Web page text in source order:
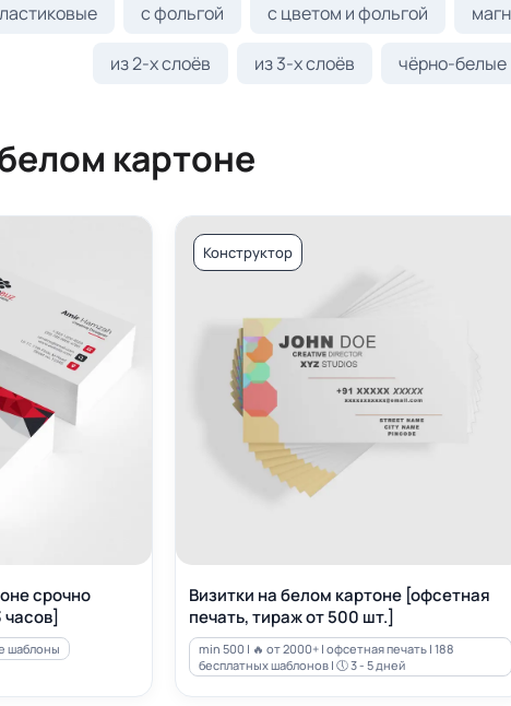
с фольгой с цветом и фольгой
из 2-х слоёв из 3-х слоёв чёрно-белые
картоне
срочно
часов]
шаблоны
Конструктор
Визитки на белом картоне [офсетная
печать, тираж от 500 шт.]
min 500 | 🔥 от 2000+ | офсетная печать | 188
бесплатных шаблонов | 🕔 3 - 5 дней